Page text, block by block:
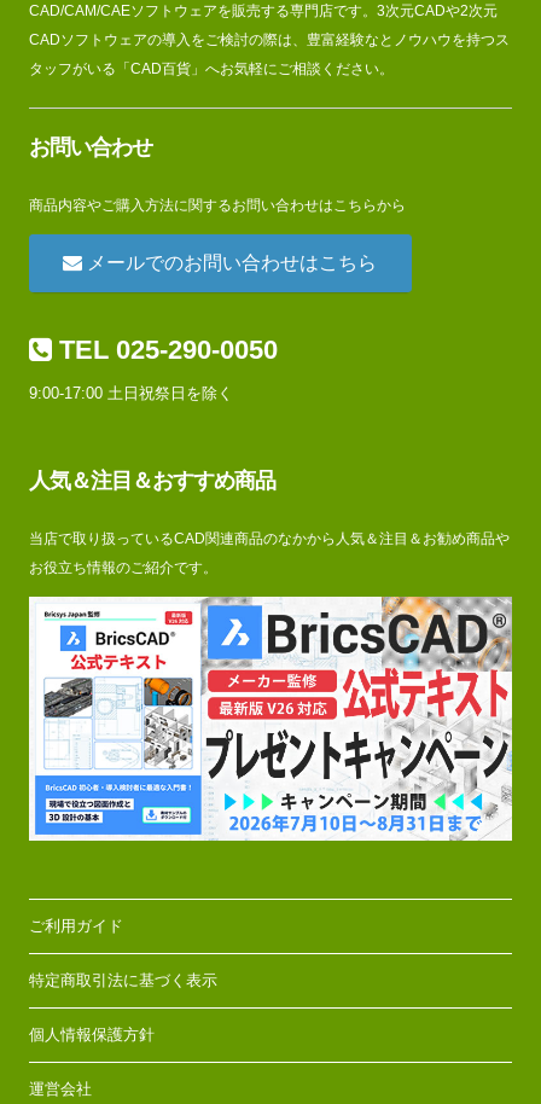
CAD/CAM/CAEソフトウェアを販売する専門店です。3次元CADや2次元
CADソフトウェアの導入をご検討の際は、豊富経験なとノウハウを持つス
タッフがいる「CAD百貨」へお気軽にご相談ください。
お問い合わせ
商品内容やご購入方法に関するお問い合わせはこちらから
メールでのお問い合わせはこちら
TEL 025-290-0050
9:00-17:00 土日祝祭日を除く
人気＆注目＆おすすめ商品
当店で取り扱っているCAD関連商品のなかから人気＆注目＆お勧め商品や
お役立ち情報のご紹介です。
ご利用ガイド
特定商取引法に基づく表示
個人情報保護方針
運営会社